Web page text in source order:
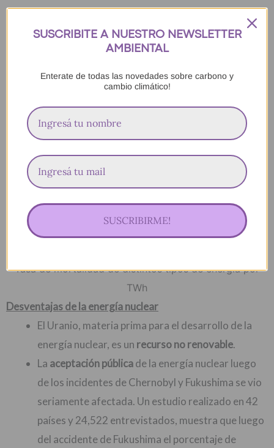
Hidráulica: 0.02 muertes
Nuclear: 0.07 muertes
Eólica: 0.04 muertes
: 0.02 muertes
Tasa de mortalidad de distintos tipos de energía por
TWh
Desventajas de la energía nuclear
El Uranio, materia prima para el desarrollo de la
energía nuclear, es un recurso no renovable.
La aceptación públicade la energía nuclear luego
de los incidentes de Chernobyl y Fukushima se vio
seriamente afectada. Un estudio realizado en 42
países y 24,522 entrevistados, muestra que luego
del accidente de Fukushima el porcentaje de
SUSCRIBITE A NUESTRO NEWSLETTER
AMBIENTAL
Enterate de todas las novedades sobre carbono y
cambio climático!
SUSCRIBIRME!